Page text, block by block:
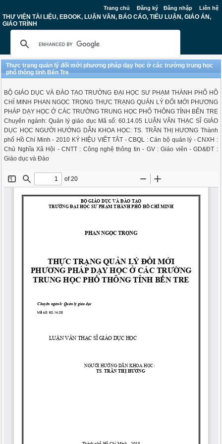
Trang chủ Đăng ký Đăng nhập Liên hệ
THƯ VIỆN TÀI LIỆU, EBOOK, LUẬN VĂN, BÁO CÁO, TIỂU LUẬN, GIÁO ÁN,
GIÁO TRÌNH
Thực trạng quản lý đổi mới phương pháp dạy học ở các trường trung học
phổ thông tỉnh Bến Tre
BỘ GIÁO DỤC VÀ ĐÀO TẠO TRƯỜNG ĐẠI HỌC SƯ PHẠM THÀNH PHỐ HỒ
CHÍ MINH PHAN NGỌC TRỌNG THỰC TRẠNG QUẢN LÝ ĐỔI MỚI PHƯƠNG
PHÁP DẠY HỌC Ở CÁC TRƯỜNG TRUNG HỌC PHỔ THÔNG TỈNH BẾN TRE
Chuyên ngành: Quản lý giáo dục Mã số: 60.14.05 LUẬN VĂN THẠC SĨ GIÁO
DỤC HỌC NGƯỜI HƯỚNG DẪN KHOA HỌC: TS. TRẦN THỊ HƯƠNG Thành
phố Hồ Chí Minh - 2010 KÝ HIỆU VIẾT TẮT - CBQL : Cán bộ quản lý - CNXH :
Chủ Nghĩa Xã Hội - CNTT : Công nghệ thông tin - GV : Giáo viên - GD&ĐT :
Giáo dục và Đào